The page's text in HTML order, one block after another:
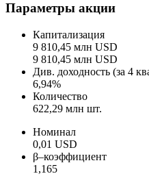
Параметры акции
Капитализация
9 810,45 млн USD
9 810,45 млн USD
Див. доходность (за 4
6,94%
Количество
622,29 млн шт.
Номинал
0,01 USD
β–коэффициент
1,165